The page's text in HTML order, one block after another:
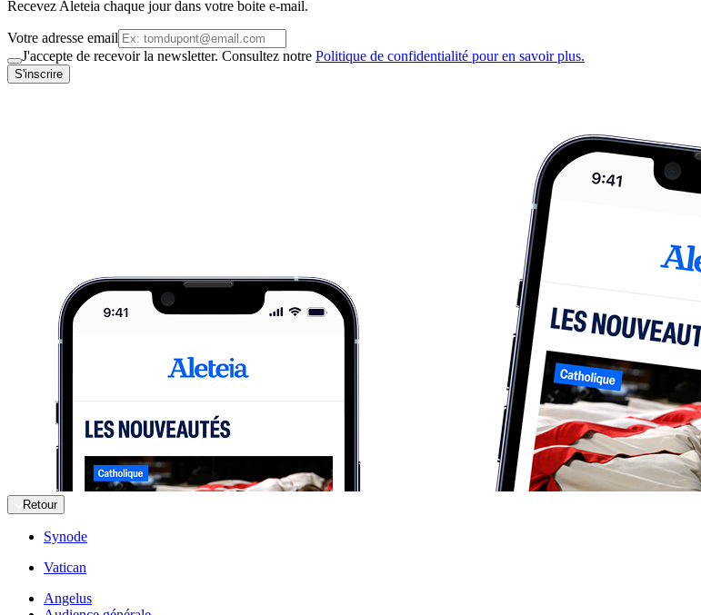
Recevez Aleteia chaque jour dans votre boite e-mail.
Votre adresse email
J'accepte de recevoir la newsletter. Consultez notre Politique de confidentialité pour en savoir plus.
S'inscrire
Retour
Synode
Vatican
Angelus